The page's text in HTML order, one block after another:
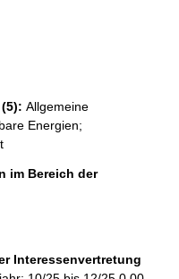
Allgemeine
Energien;
im Bereich der
Interessenvertretung